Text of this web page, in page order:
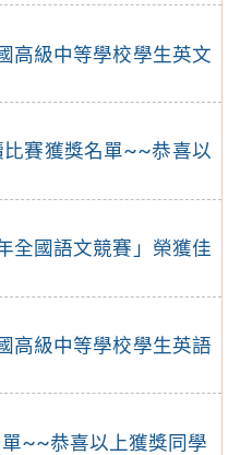
高級中等學校學生英文
賽獲獎名單~~恭喜以
全國語文競賽」榮獲佳
高級中等學校學生英語
~~恭喜以上獲獎同學